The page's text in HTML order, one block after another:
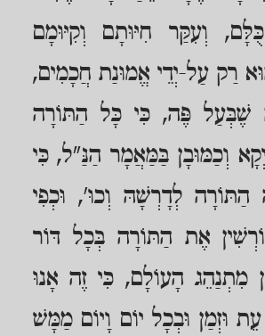
וְעִקַּר חִיּוּתָם וְקִיּוּמָם
רַק עַל-יְדֵי אֱמוּנַת חֲכָמִים,
שֶׁבְּעַל פֶּה, כִּי כָּל הַתּוֹרָה
וְכַמּוּבָן בַּמַּאֲמָר הַנַּ"ל, כִּי
לְדָרְשָׁהּ וְכוּ', וּכְפִי
אֶת הַתּוֹרָה בְּכָל דּוֹר
מִתְנַהֵג הָעוֹלָם, כִּי זֶה אָנוּ
וּזְמַן וּבְכָל יוֹם וָיוֹם מַמָּשׁ